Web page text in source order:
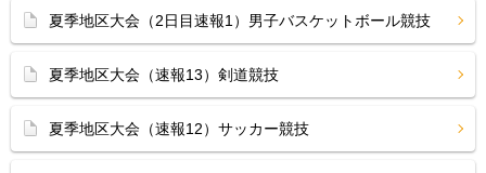
夏季地区大会（2日目速報1）男子バスケットボール競技
夏季地区大会（速報13）剣道競技
夏季地区大会（速報12）サッカー競技